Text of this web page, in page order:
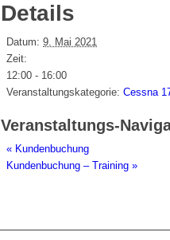
Details
Datum: 9. Mai 2021
Zeit:
12:00 - 16:00
Veranstaltungskategorie: Cessna
Veranstaltungs-
« Kundenbuchung
Kundenbuchung – Training »